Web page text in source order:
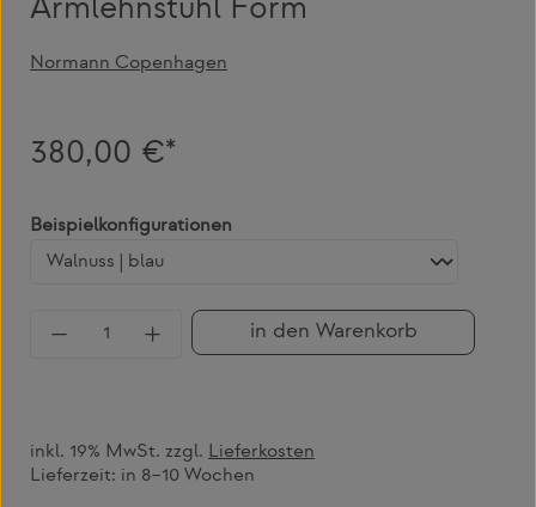
Armlehnstuhl Form
Normann Copenhagen
380,00 €*
Beispielkonfigurationen
Produkt Anzahl: Gib den gewünschten
in den Warenkorb
inkl. 19% MwSt. zzgl. Lieferkosten
Lieferzeit: in 8–10 Wochen